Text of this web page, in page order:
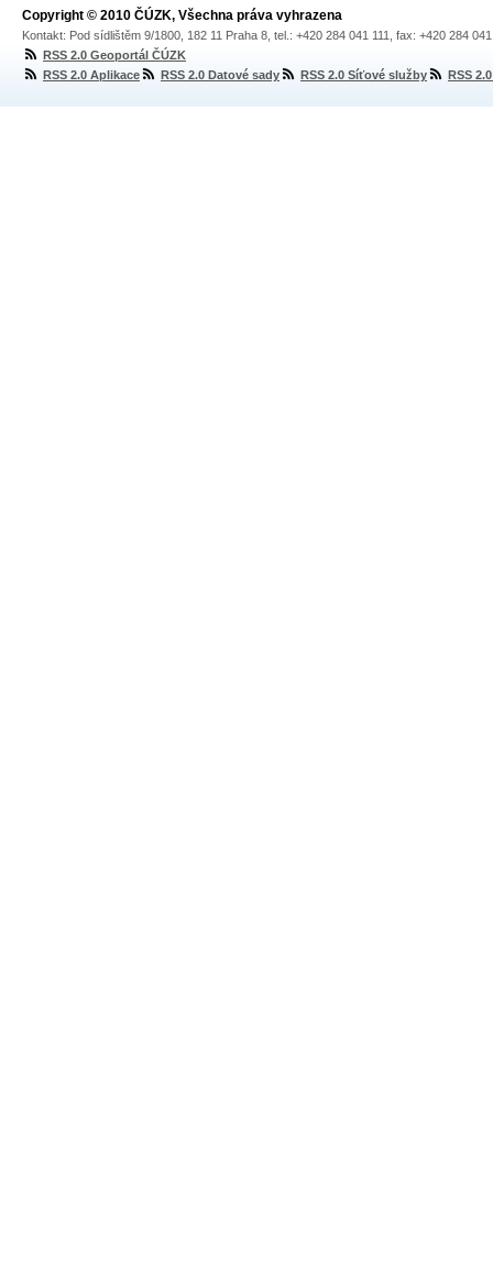
Copyright © 2010 ČÚZK, Všechna práva vyhrazena
Kontakt: Pod sídlištěm 9/1800, 182 11 Praha 8, tel.: +420 284 041 111, fax: +420 284
RSS 2.0 Geoportál ČÚZK
RSS 2.0 Aplikace
RSS 2.0 Datové sady RSS 2.0 Síťové služby RSS